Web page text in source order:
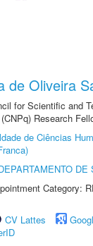
de Oliveira
for Scientific and
Research
de Ciências
Category:
CV Lattes